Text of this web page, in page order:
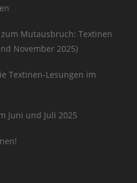
Mutausbruch: Textinen
November 2025)
Textinen-Lesungen im
Juni und Juli 2025